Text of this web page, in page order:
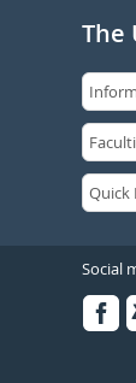
The
Social